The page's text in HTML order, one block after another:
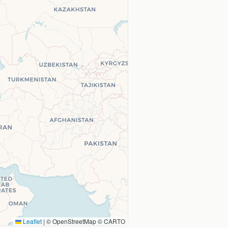
Leaflet | © OpenStreetMap © CARTO